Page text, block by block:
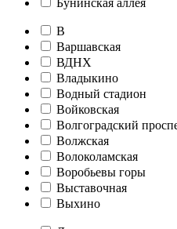
В
Варшавская
ВДНХ
Владыкино
Водный стадион
Войковская
Волгоградский
Волжская
Волоколамская
Воробьевы горы
Выставочная
Выхино